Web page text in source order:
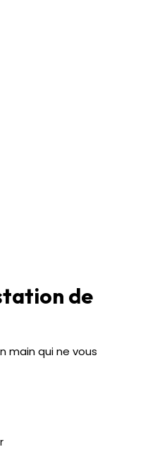
de
main qui ne vous